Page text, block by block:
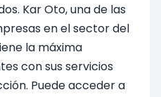
Kar Oto, una de las
en el sector del
la máxima
con sus servicios
Puede acceder a